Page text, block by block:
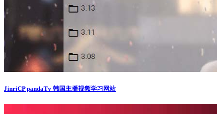
JinriCP pandaTv 韩国主播视频学习网站